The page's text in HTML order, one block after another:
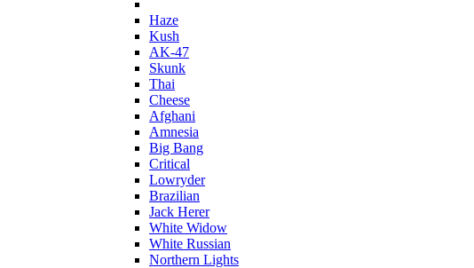
Haze
Kush
AK-47
Skunk
Thai
Cheese
Afghani
Amnesia
Big Bang
Critical
Lowryder
Brazilian
Jack Herer
White Widow
White Russian
Northern Lights